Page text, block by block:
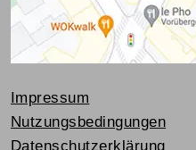
Impressum
Nutzungsbedingungen
Datenschutzerklärung